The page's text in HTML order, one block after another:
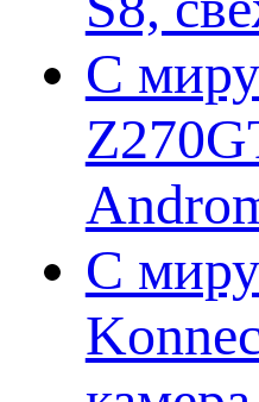
С
С